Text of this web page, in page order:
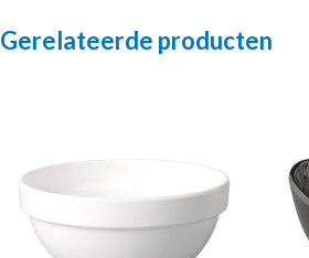
Gerelateerde producten